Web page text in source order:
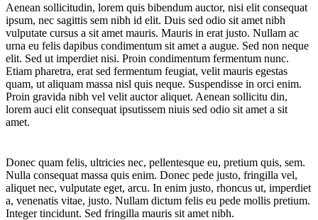
Aenean sollicitudin, lorem quis bibendum auctor, nisi elit consequat
ipsum, nec sagittis sem nibh id elit. Duis sed odio sit amet nibh
vulputate cursus a sit amet mauris. Mauris in erat justo. Nullam ac
urna eu felis dapibus condimentum sit amet a augue. Sed non neque
elit. Sed ut imperdiet nisi. Proin condimentum fermentum nunc.
Etiam pharetra, erat sed fermentum feugiat, velit mauris egestas
quam, ut aliquam massa nisl quis neque. Suspendisse in orci enim.
Proin gravida nibh vel velit auctor aliquet. Aenean sollicitu din,
lorem auci elit consequat ipsutissem niuis sed odio sit amet a sit
amet.
Donec quam felis, ultricies nec, pellentesque eu, pretium quis, sem.
Nulla consequat massa quis enim. Donec pede justo, fringilla vel,
aliquet nec, vulputate eget, arcu. In enim justo, rhoncus ut, imperdiet
a, venenatis vitae, justo. Nullam dictum felis eu pede mollis pretium.
Integer tincidunt. Sed fringilla mauris sit amet nibh.